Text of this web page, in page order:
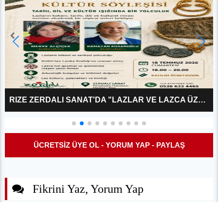
ÜCRETSİZ ÜYE OL - YORUM YAP - PAYLAŞ
Fikrini Yaz, Yorum Yap